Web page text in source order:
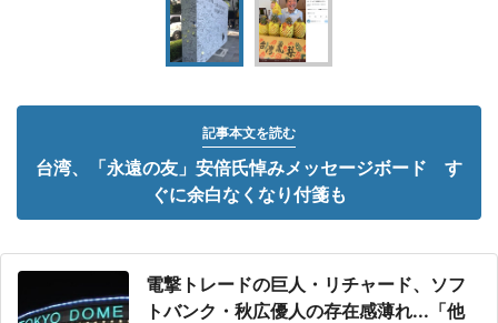
記事本文を読む
台湾、「永遠の友」安倍氏悼みメッセージボード す
ぐに余白なくなり付箋も
電撃トレードの巨人・リチャード、ソフ
トバンク・秋広優人の存在感薄れ...「他